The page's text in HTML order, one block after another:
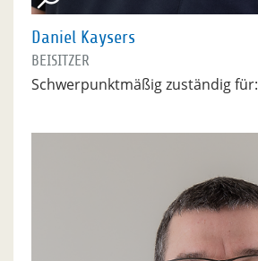
Daniel Kaysers
BEISITZER
Schwerpunktmäßig zuständig für: